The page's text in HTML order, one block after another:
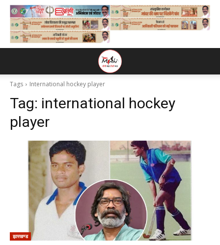
Tags International hockey player
Tag: international hockey
player
झारखण्ड